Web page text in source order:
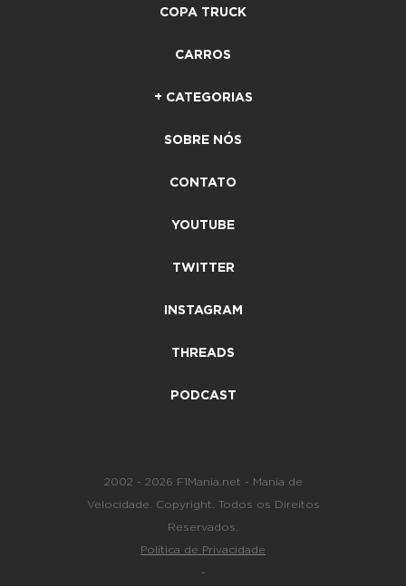
COPA TRUCK
CARROS
+ CATEGORIAS
SOBRE NÓS
CONTATO
YOUTUBE
TWITTER
INSTAGRAM
THREADS
PODCAST
2002 - 2026 F1Mania.net - Mania de
Velocidade. Copyright. Todos os Direitos
Reservados.
Política de Privacidade
-